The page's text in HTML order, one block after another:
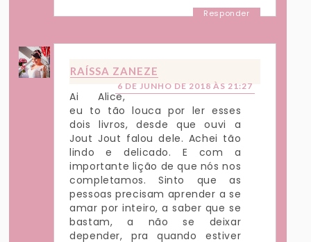
Responder
RAÍSSA ZANEZE
6 DE JUNHO DE 2018 ÀS 21:27
Ai Alice,
eu to tão louca por ler esses
dois livros, desde que ouvi a
Jout Jout falou dele. Achei tão
lindo e delicado. E com a
importante lição de que nós nos
completamos. Sinto que as
pessoas precisam aprender a se
amar por inteiro, a saber que se
bastam, a não se deixar
depender, pra quando estiver